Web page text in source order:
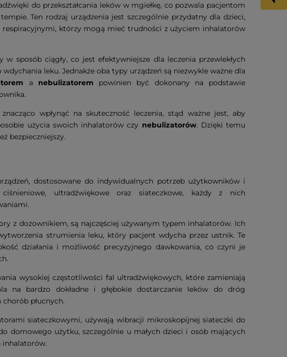
do przekształcania leków w mgiełkę, co pozwala pacjentom
Ten rodzaj urządzenia jest szczególnie przydatny dla dzieci,
którzy mogą mieć trudności z użyciem inhalatorów
w sposób ciągły, co jest efektywniejsze dla leczenia przewlekłych
leku. Jednakże oba typy urządzeń są niezwykle ważne dla
a nebulizatorem powinien być dokonany na podstawie
wpłynąć na skuteczność leczenia, stąd ważne jest, aby
użycia swoich inhalatorów czy nebulizatorów. Dzięki temu
bezpieczniejszy.
dostosowane do indywidualnych potrzeb użytkowników i
ultradźwiękowe oraz siateczkowe, każdy z nich
z dozownikiem, są najczęściej używanym typem inhalatorów. Ich
strumienia leku, który pacjent wdycha przez ustnik. Te
działania i możliwość precyzyjnego dawkowania, co czyni je
wysokiej częstotliwości fal ultradźwiękowych, które zamieniają
na bardzo dokładne i głębokie dostarczanie leków do dróg
płucnych.
siateczkowymi, używają wibracji mikroskopijnej siateczki do
domowego użytku, szczególnie u małych dzieci i osób mających
inhalatorów.